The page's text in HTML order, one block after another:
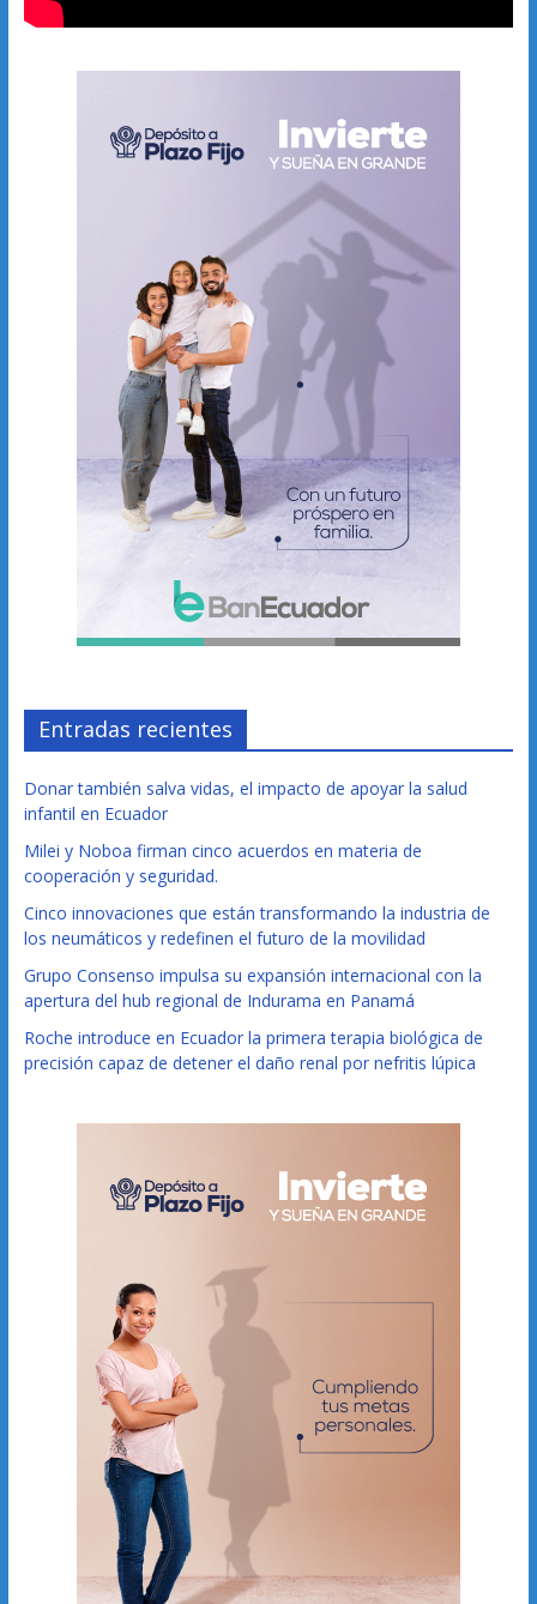
Entradas recientes
Donar también salva vidas, el impacto de apoyar la salud
infantil en Ecuador
Milei y Noboa firman cinco acuerdos en materia de
cooperación y seguridad.
Cinco innovaciones que están transformando la industria de
los neumáticos y redefinen el futuro de la movilidad
Grupo Consenso impulsa su expansión internacional con la
apertura del hub regional de Indurama en Panamá
Roche introduce en Ecuador la primera terapia biológica de
precisión capaz de detener el daño renal por nefritis lúpica